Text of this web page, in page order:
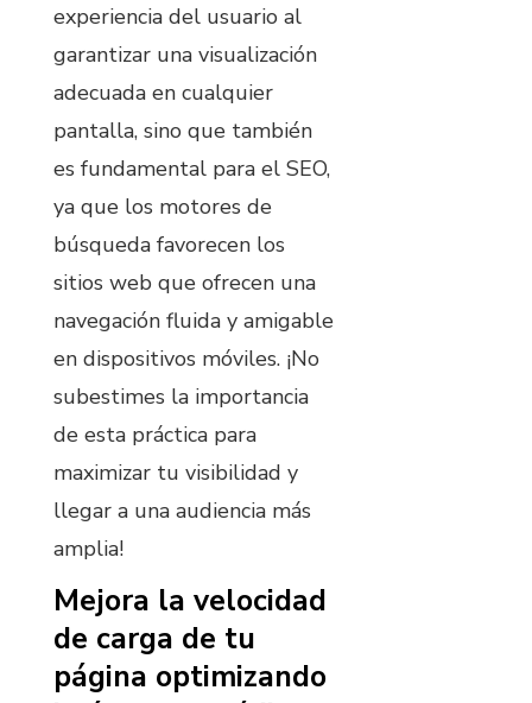
experiencia del usuario al
garantizar una visualización
adecuada en cualquier
pantalla, sino que también
es fundamental para el SEO,
ya que los motores de
búsqueda favorecen los
sitios web que ofrecen una
navegación fluida y amigable
en dispositivos móviles. ¡No
subestimes la importancia
de esta práctica para
maximizar tu visibilidad y
llegar a una audiencia más
amplia!
Mejora la velocidad
de carga de tu
página optimizando